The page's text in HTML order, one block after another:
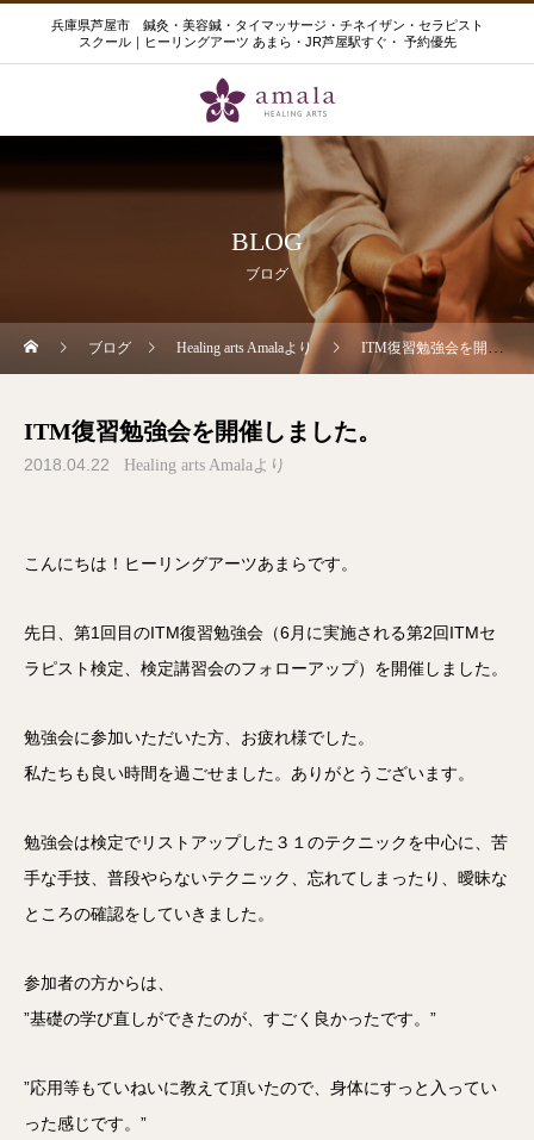
兵庫県芦屋市 鍼灸・美容鍼・タイマッサージ・チネイザン・セラピスト
スクール｜ヒーリングアーツ あまら・JR芦屋駅すぐ・ 予約優先
BLOG
ブログ
ブログ Healing arts Amalaより ITM復習勉強会を開催しました。
ITM復習勉強会を開催しました。
2018.04.22 Healing arts Amalaより
こんにちは！ヒーリングアーツあまらです。
先日、第1回目のITM復習勉強会（6月に実施される第2回ITMセ
ラピスト検定、検定講習会のフォローアップ）を開催しました。
勉強会に参加いただいた方、お疲れ様でした。
私たちも良い時間を過ごせました。ありがとうございます。
勉強会は検定でリストアップした３１のテクニックを中心に、苦
手な手技、普段やらないテクニック、忘れてしまったり、曖昧な
ところの確認をしていきました。
参加者の方からは、
”基礎の学び直しができたのが、すごく良かったです。”
”応用等もていねいに教えて頂いたので、身体にすっと入ってい
った感じです。”